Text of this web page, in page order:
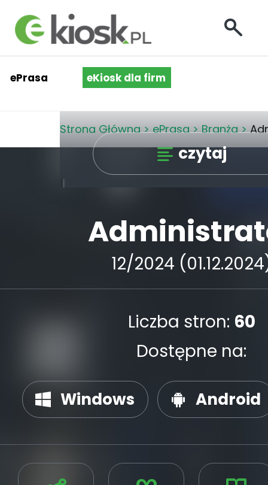
ePrasa eKiosk dla firm
Strona Główna > ePrasa > Branża >
czytaj
12/2024
Liczba stron: 60
Dostępne na:
Windows Android